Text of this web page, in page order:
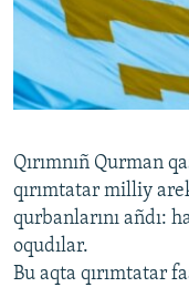
Русский
Українською
RFE/RS bütün
Qırımnıñ Qurman
qırımtatar milliy
qurbanlarını añdı:
oqudılar.
Bu aqta qırımtatar